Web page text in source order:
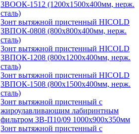
ЗВООК-1512 (1200х1500х400мм, нерж.
сталь)
Зонт вытяжной пристенный HICOLD
ЗВПОК-0808 (800х800х400мм, нерж.
сталь)
Зонт вытяжной пристенный HICOLD
ЗВПОК-1208 (800х1200х400мм, нерж.
сталь)
Зонт вытяжной пристенный HICOLD
ЗВПОК-1508 (800х1500х400мм, нерж.
сталь)
Зонт вытяжной пристенный с
жироулавливающим лабиринтным
фильтром ЗВ-П10/09 1000х900х350мм
Зонт вытяжной пристенный с